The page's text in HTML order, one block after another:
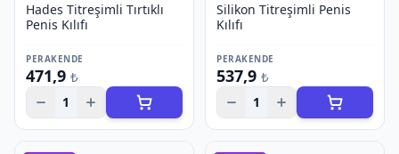
Hades Titreşimli Tırtıklı
Penis Kılıfı
PERAKENDE
471,9 ₺
1
Silikon Titreşimli Penis
Kılıfı
PERAKENDE
537,9 ₺
1